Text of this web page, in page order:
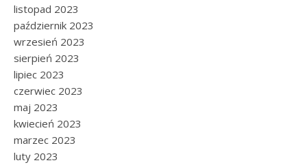
listopad 2023
październik 2023
wrzesień 2023
sierpień 2023
lipiec 2023
czerwiec 2023
maj 2023
kwiecień 2023
marzec 2023
luty 2023